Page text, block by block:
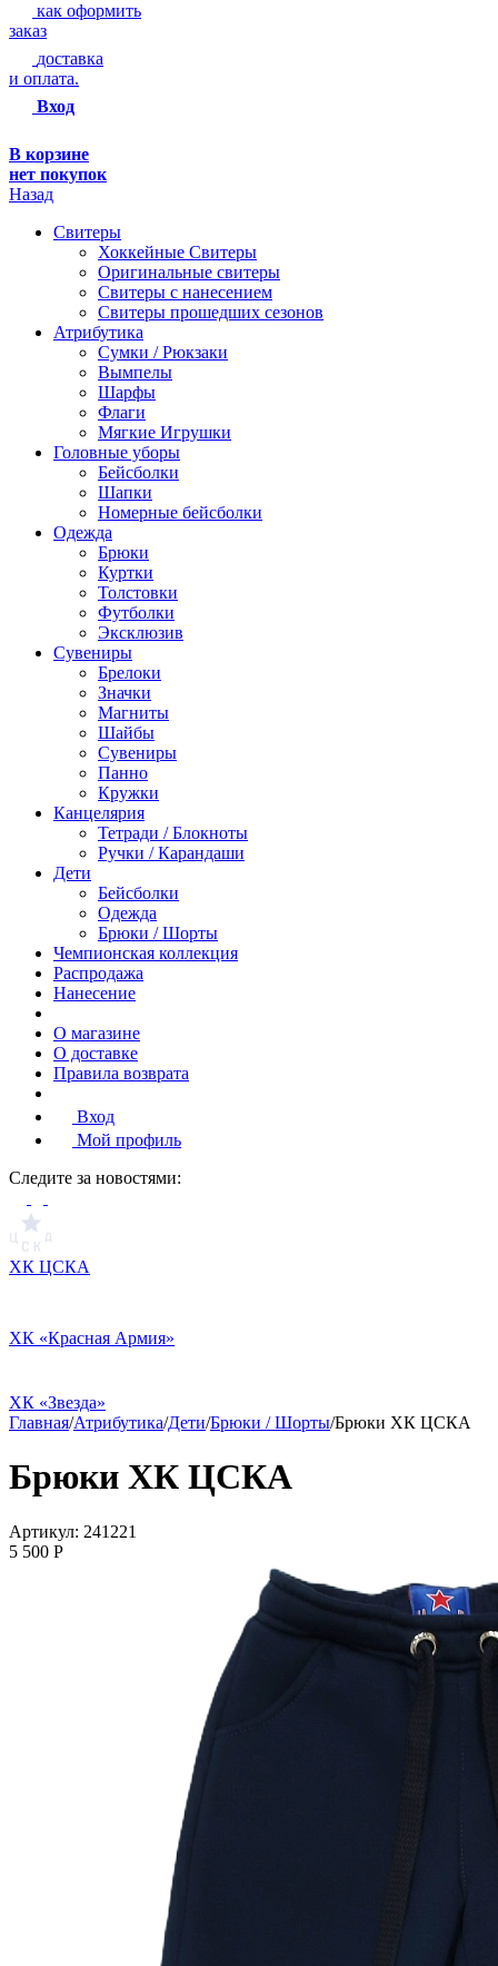
как оформить
заказ
доставка
и оплата.
Вход
В корзине
нет покупок
Назад
Свитеры
Хоккейные Свитеры
Оригинальные свитеры
Свитеры с нанесением
Свитеры прошедших сезонов
Атрибутика
Сумки / Рюкзаки
Вымпелы
Шарфы
Флаги
Мягкие Игрушки
Головные уборы
Бейсболки
Шапки
Номерные бейсболки
Одежда
Брюки
Куртки
Толстовки
Футболки
Эксклюзив
Сувениры
Брелоки
Значки
Магниты
Шайбы
Сувениры
Панно
Кружки
Канцелярия
Тетради / Блокноты
Ручки / Карандаши
Дети
Бейсболки
Одежда
Брюки / Шорты
Чемпионская коллекция
Распродажа
Нанесение
О магазине
О доставке
Правила возврата
Вход
Мой профиль
Cледите за новостями:
ХК ЦСКА
ХК «Красная Армия»
ХК «Звезда»
Главная/Атрибутика/Дети/Брюки / Шорты/Брюки ХК ЦСКА
Брюки ХК ЦСКА
Артикул: 241221
5 500 P